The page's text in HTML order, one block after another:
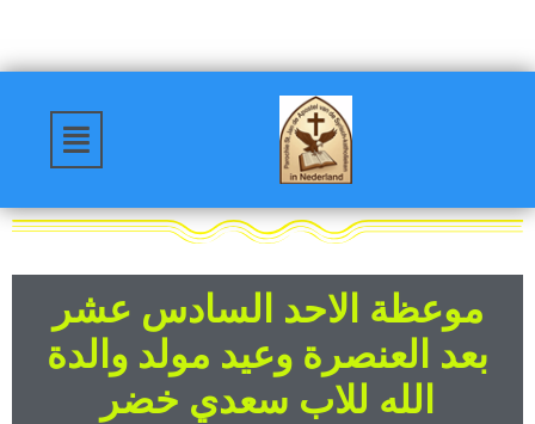
موعظة الاحد السادس عشر
بعد العنصرة وعيد مولد والدة
الله للاب سعدي خضر